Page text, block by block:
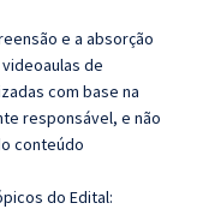
e a absorção
de
com base na
responsável, e não
conteúdo
do Edital: